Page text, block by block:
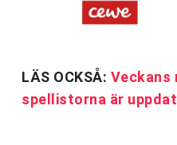
LÄS OCKSÅ: Veckans
spellistorna är